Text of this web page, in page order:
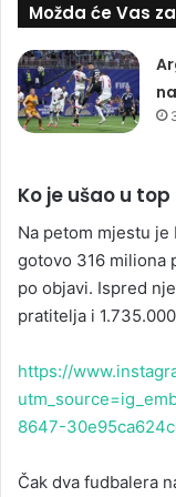
Možda će Vas
Ko je ušao u top
Na petom mjestu
gotovo 316 miliona
po objavi. Ispred
pratitelja i
https://
8647-
Čak dva fudbalera